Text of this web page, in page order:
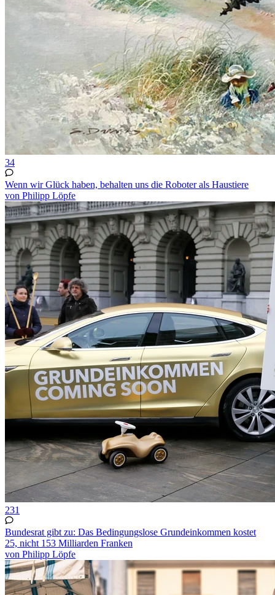
34
Wenn wir Glück haben, behalten uns die Roboter als Haustiere
von Philipp Löpfe
231
Bundesrat gibt zu: Das Bedingungslose Grundeinkommen kostet
25, nicht 153 Milliarden Franken
von Philipp Löpfe